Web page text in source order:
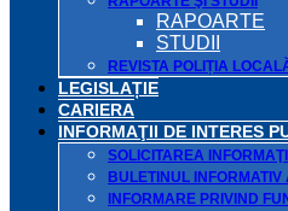
RAPOARTE
STUDII
REVISTA POLIȚIA
LEGISLAȚIE
CARIERA
INFORMAŢII DE INTERES
SOLICITAREA
BULETINUL
INFORMARE PRIVIND